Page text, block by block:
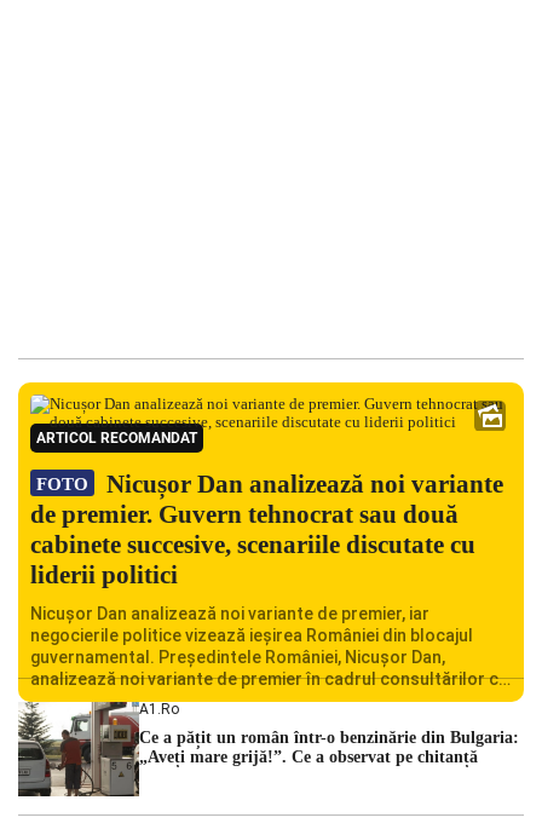
ARTICOL RECOMANDAT
FOTO
Nicușor Dan analizează noi variante
de premier. Guvern tehnocrat sau două
cabinete succesive, scenariile discutate cu
liderii politici
Nicușor Dan analizează noi variante de premier, iar
negocierile politice vizează ieșirea României din blocajul
guvernamental. Președintele României, Nicușor Dan,
analizează noi variante de premier în cadrul consultărilor cu
liderii politici. Ciprian Ciucu vorbește despre scenariul unui
guvern tehnocrat și despre posibilitatea a două cabinete
succesive. Nicușor Dan analizează noi variante de premier
România traversează […]
A1.ro
Ce a pățit un român într-o benzinărie din Bulgaria:
„Aveți mare grijă!”. Ce a observat pe chitanță